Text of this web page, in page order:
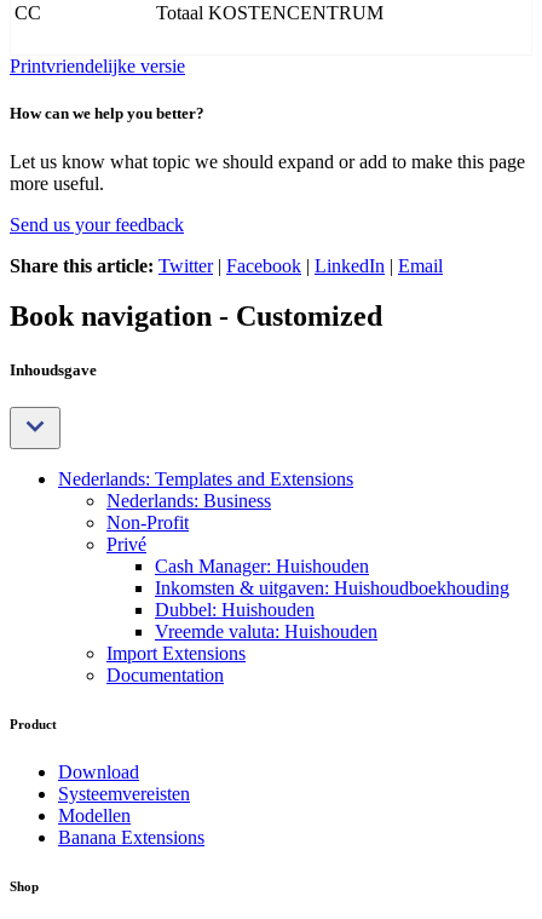
CC
Totaal KOSTENCENTRUM
Printvriendelijke versie
How can we help you better?
Let us know what topic we should expand or add to make this page
more useful.
Send us your feedback
Share this article: Twitter| Facebook | LinkedIn | Email
Book navigation - Customized
Inhoudsgave
Nederlands: Templates and Extensions
Nederlands: Business
Non-Profit
Privé
Cash Manager: Huishouden
Inkomsten & uitgaven: Huishoudboekhouding
Dubbel: Huishouden
Vreemde valuta: Huishouden
Import Extensions
Documentation
Product
Download
Systeemvereisten
Modellen
Banana Extensions
Shop